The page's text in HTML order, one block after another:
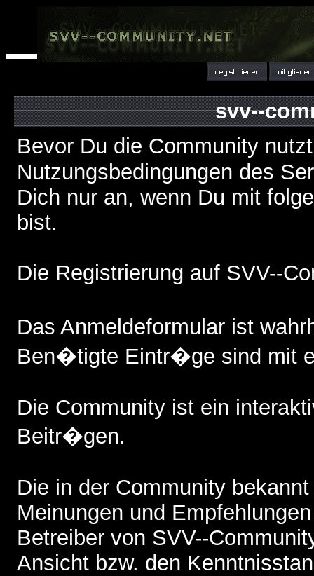
svv--
Bevor Du die Community
Nutzungsbedingungen des
Dich nur an, wenn Du mit
bist.
Die Registrierung auf SVV--
Das Anmeldeformular ist
Ben�tigte Eintr�ge sind mit
Die Community ist ein
Beitr�gen.
Die in der Community
Meinungen und
Betreiber von SVV--
Ansicht bzw. den